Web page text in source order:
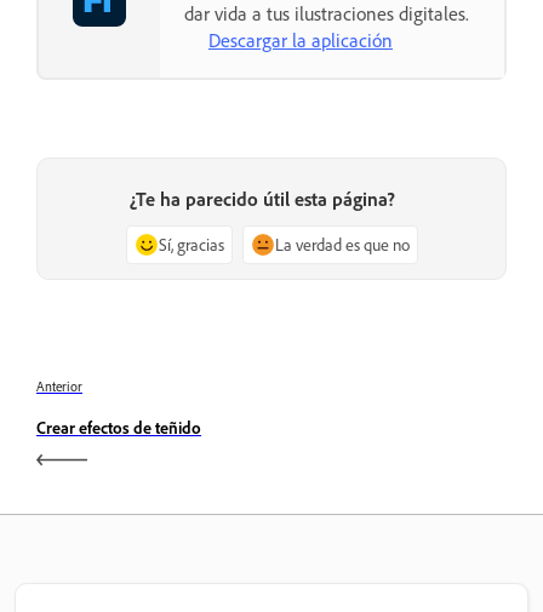
dar vida a tus ilustraciones digitales.
Descargar la aplicación
¿Te ha parecido útil esta página?
Sí, gracias La verdad es que no
Anterior
Crear efectos de teñido